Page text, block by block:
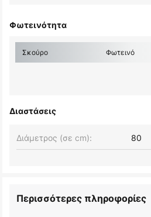
Φωτεινότητα
Σκούρο Φωτεινό
Διαστάσεις
Διάμετρος (σε cm): 80
Περισσότερες πληροφορίες